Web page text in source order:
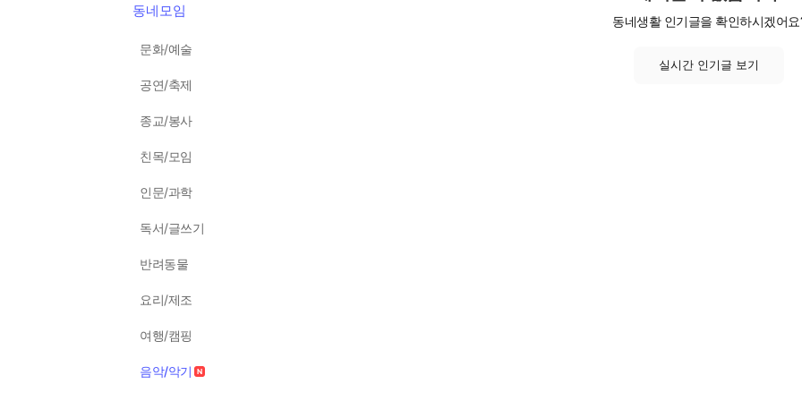
동네모임
문화/예술
공연/축제
종교/봉사
친목/모임
인문/과학
독서/글쓰기
반려동물
요리/제조
여행/캠핑
음악/악기
동네생활 인기글을 확인하시겠어요
실시간 인기글 보기